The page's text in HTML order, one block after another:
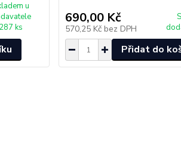
u
287 ks
690,00 Kč
570,25 Kč bez DPH
Přidat do